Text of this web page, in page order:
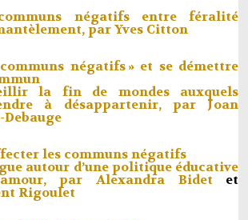
négatifs entre féralité
parYves Citton
communs négatifs » et se démettre
la fin de mondes auxquels
à désappartenir, parJoan
Debauge
les communs négatifs
autour d’une politique éducative
par Alexandra Bidet et
Rigoulet